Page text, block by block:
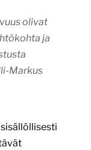
olivat
ja
Markus